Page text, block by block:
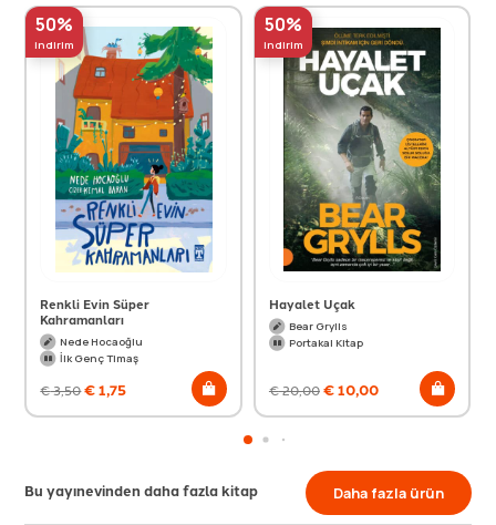
50%
indirim
Renkli Evin Süper
Kahramanları
Nede Hocaoğlu
İlk Genç Timaş
€3,50€1,75
50%
indirim
Hayalet Uçak
Bear Grylls
Portakal Kitap
€20,00€10,00
Bu yayınevinden daha fazla kitap Daha fazla ürün